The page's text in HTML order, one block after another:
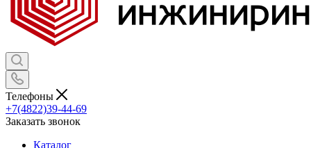
Телефоны
+7(4822)39-44-69
Заказать звонок
Каталог